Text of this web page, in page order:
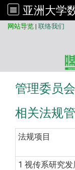
网站导览 | 联络我们
管理委员
相关法规
法规项目
1 视传系研究